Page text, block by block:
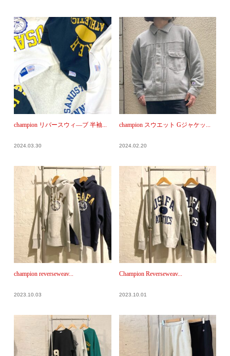
champion リバースウィ―ブ 半袖...
2024.03.30
champion スウエット Gジャケッ...
2024.02.20
champion reverseweav...
2023.10.03
Champion Reverseweav...
2023.10.01